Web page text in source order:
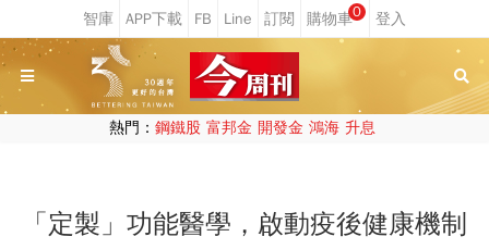
0
熱門： 鋼鐵股 富邦金 開發金 鴻海 升息
「定製」功能醫學，啟動疫後健康機制